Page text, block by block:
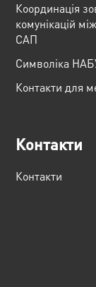
Координація
комунікацій
САП
Cимволіка
Контакти для
Контакти
Контакти